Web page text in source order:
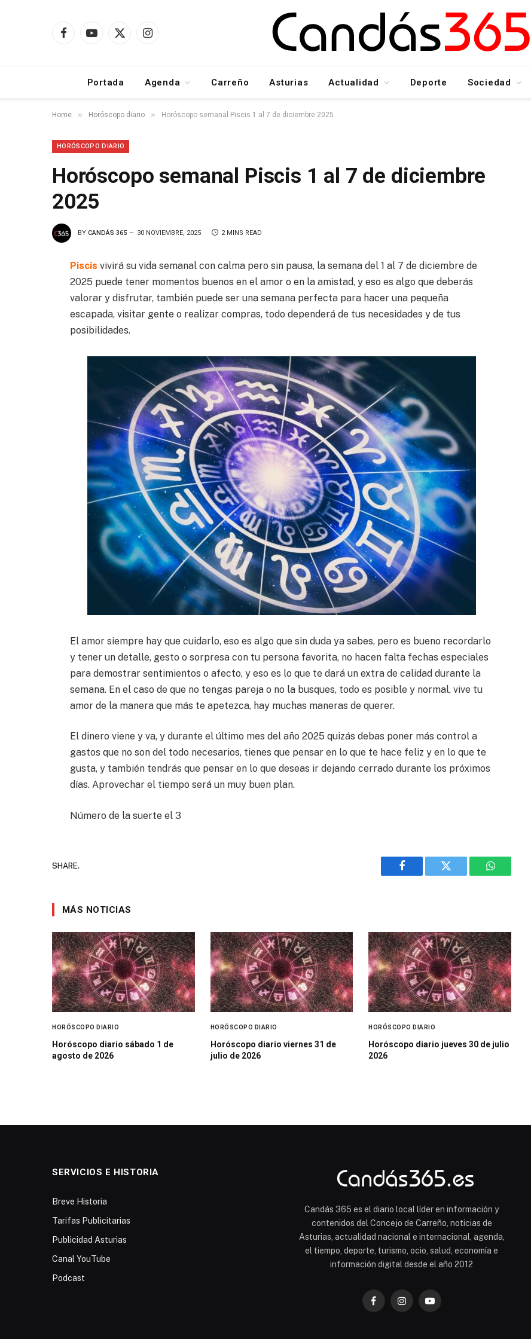
FacebookYouTube
X
Instagram
Portada Agenda Carreño Asturias Actualidad Deporte Sociedad
Home » Horóscopo diario » Horóscopo semanal Piscis 1 al 7 de diciembre 2025
HORÓSCOPO DIARIO
Horóscopo semanal Piscis 1 al 7 de diciembre
2025
BY CANDÁS 365 30 NOVIEMBRE, 2025 2 MINS READ
Piscis vivirá su vida semanal con calma pero sin pausa, la semana del 1 al 7 de diciembre de
2025 puede tener momentos buenos en el amor o en la amistad, y eso es algo que deberás
valorar y disfrutar, también puede ser una semana perfecta para hacer una pequeña
escapada, visitar gente o realizar compras, todo dependerá de tus necesidades y de tus
posibilidades.
El amor siempre hay que cuidarlo, eso es algo que sin duda ya sabes, pero es bueno recordarlo
y tener un detalle, gesto o sorpresa con tu persona favorita, no hacen falta fechas especiales
para demostrar sentimientos o afecto, y eso es lo que te dará un extra de calidad durante la
semana. En el caso de que no tengas pareja o no la busques, todo es posible y normal, vive tu
amor de la manera que más te apetezca, hay muchas maneras de querer.
El dinero viene y va, y durante el último mes del año 2025 quizás debas poner más control a
gastos que no son del todo necesarios, tienes que pensar en lo que te hace feliz y en lo que te
gusta, y también tendrás que pensar en lo que deseas ir dejando cerrado durante los próximos
días. Aprovechar el tiempo será un muy buen plan.
Número de la suerte el 3
SHARE.
Facebook Twitter WhatsApp
MÁS NOTICIAS
HORÓSCOPO DIARIO
Horóscopo diario sábado 1 de
agosto de 2026
HORÓSCOPO DIARIO
Horóscopo diario viernes 31 de
julio de 2026
HORÓSCOPO DIARIO
Horóscopo diario jueves 30 de julio
2026
SERVICIOS E HISTORIA
Breve Historia
Tarifas Publicitarias
Publicidad Asturias
Canal YouTube
Podcast
Candás 365 es el diario local líder en información y
contenidos del Concejo de Carreño, noticias de
Asturias, actualidad nacional e internacional, agenda,
el tiempo, deporte, turismo, ocio, salud, economía e
información digital desde el año 2012
FacebookInstagramYouTube